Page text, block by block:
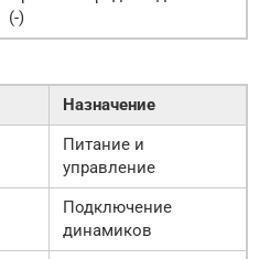
(-)
Назначение
Питание и
управление
Подключение
динамиков